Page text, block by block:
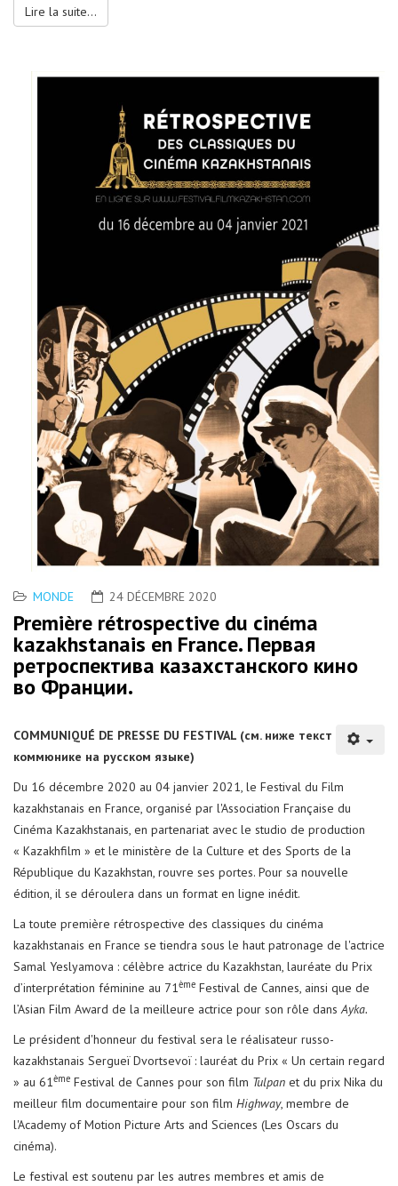
Lire la suite...
MONDE 24 DÉCEMBRE 2020
Première rétrospective du cinéma
kazakhstanais en France. Первая
ретроспектива казахстанского кино
во Франции.
COMMUNIQUÉ DE PRESSE DU FESTIVAL (см. ниже текст
коммюнике на русском языке)
Du 16 décembre 2020 au 04 janvier 2021, le Festival du Film
kazakhstanais en France, organisé par l'Association Française du
Cinéma Kazakhstanais, en partenariat avec le studio de production
« Kazakhfilm » et le ministère de la Culture et des Sports de la
République du Kazakhstan, rouvre ses portes. Pour sa nouvelle
édition, il se déroulera dans un format en ligne inédit.
La toute première rétrospective des classiques du cinéma
kazakhstanais en France se tiendra sous le haut patronage de l'actrice
Samal Yeslyamova : célèbre actrice du Kazakhstan, lauréate du Prix
d’interprétation féminine au 71ème Festival de Cannes, ainsi que de
l’Asian Film Award de la meilleure actrice pour son rôle dansAyka.
Le président d'honneur du festival sera le réalisateur russo-
kazakhstanais Sergueï Dvortsevoï : lauréat du Prix « Un certain regard
» au 61ème Festival de Cannes pour son film Tulpan et du prix Nika du
meilleur film documentaire pour son film Highway, membre de
l'Academy of Motion Picture Arts and Sciences (Les Oscars du
cinéma).
Le festival est soutenu par les autres membres et amis de